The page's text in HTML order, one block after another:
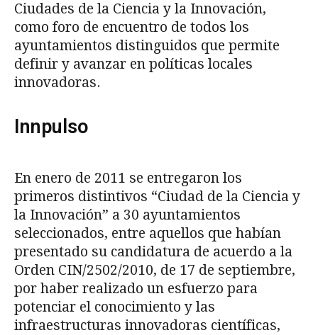
Ciudades de la Ciencia y la Innovación,
como foro de encuentro de todos los
ayuntamientos distinguidos que permite
definir y avanzar en políticas locales
innovadoras.
Innpulso
En enero de 2011 se entregaron los
primeros distintivos “Ciudad de la Ciencia y
la Innovación” a 30 ayuntamientos
seleccionados, entre aquellos que habían
presentado su candidatura de acuerdo a la
Orden CIN/2502/2010, de 17 de septiembre,
por haber realizado un esfuerzo para
potenciar el conocimiento y las
infraestructuras innovadoras científicas,